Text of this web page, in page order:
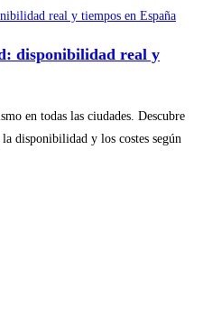
disponibilidad real y
en todas las ciudades. Descubre
disponibilidad y los costes según